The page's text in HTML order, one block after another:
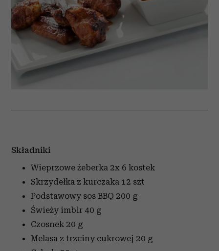
Składniki
Wieprzowe żeberka 2x 6 kostek
Skrzydełka z kurczaka 12 szt
Podstawowy sos BBQ 200 g
Świeży imbir 40 g
Czosnek 20 g
Melasa z trzciny cukrowej 20 g